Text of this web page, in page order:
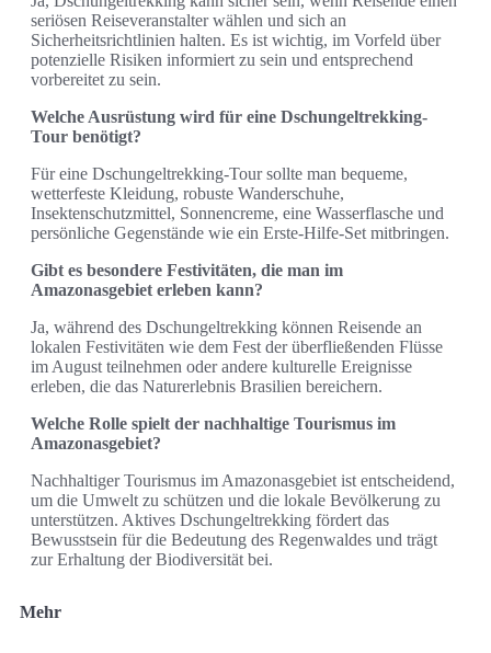
seriösen Reiseveranstalter wählen und sich an
Sicherheitsrichtlinien halten. Es ist wichtig, im Vorfeld über
potenzielle Risiken informiert zu sein und entsprechend
vorbereitet zu sein.
Welche Ausrüstung wird für eine Dschungeltrekking-
Tour benötigt?
Für eine Dschungeltrekking-Tour sollte man bequeme,
wetterfeste Kleidung, robuste Wanderschuhe,
Insektenschutzmittel, Sonnencreme, eine Wasserflasche und
persönliche Gegenstände wie ein Erste-Hilfe-Set mitbringen.
Gibt es besondere Festivitäten, die man im
Amazonasgebiet erleben kann?
Ja, während des Dschungeltrekking können Reisende an
lokalen Festivitäten wie dem Fest der überfließenden Flüsse
im August teilnehmen oder andere kulturelle Ereignisse
erleben, die das Naturerlebnis Brasilien bereichern.
Welche Rolle spielt der nachhaltige Tourismus im
Amazonasgebiet?
Nachhaltiger Tourismus im Amazonasgebiet ist entscheidend,
um die Umwelt zu schützen und die lokale Bevölkerung zu
unterstützen. Aktives Dschungeltrekking fördert das
Bewusstsein für die Bedeutung des Regenwaldes und trägt
zur Erhaltung der Biodiversität bei.
Mehr